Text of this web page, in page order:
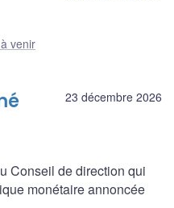
venir
23 décembre 2026
Conseil de direction qui
monétaire annoncée